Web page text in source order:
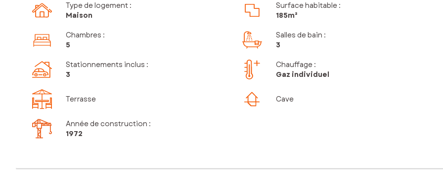
Type de logement :
Maison
Surface habitable :
185m²
Chambres :
5
Salles de bain :
3
Stationnements inclus :
3
Chauffage :
Gaz individuel
Terrasse Cave
Année de construction :
1972